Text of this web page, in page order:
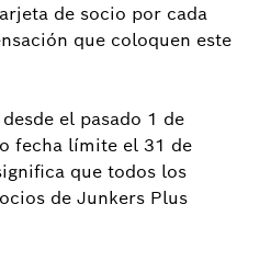
de socio por cada
que coloquen este
el pasado 1 de
fecha límite el 31 de
que todos los
de Junkers Plus